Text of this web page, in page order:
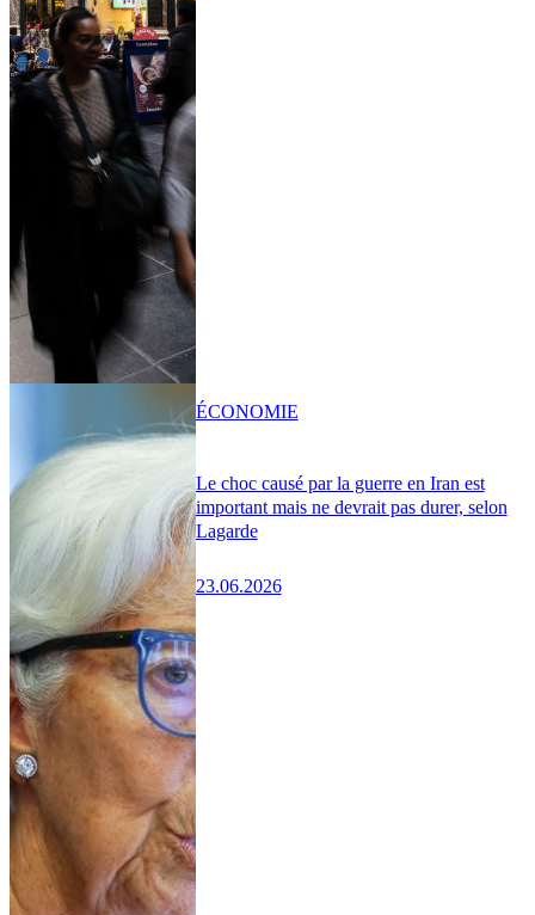
Le choc causé par la guerre en Iran est
important mais ne devrait pas durer, selon
Lagarde
23.06.2026
ÉCONOMIE